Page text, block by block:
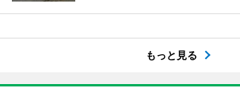
もっと見る